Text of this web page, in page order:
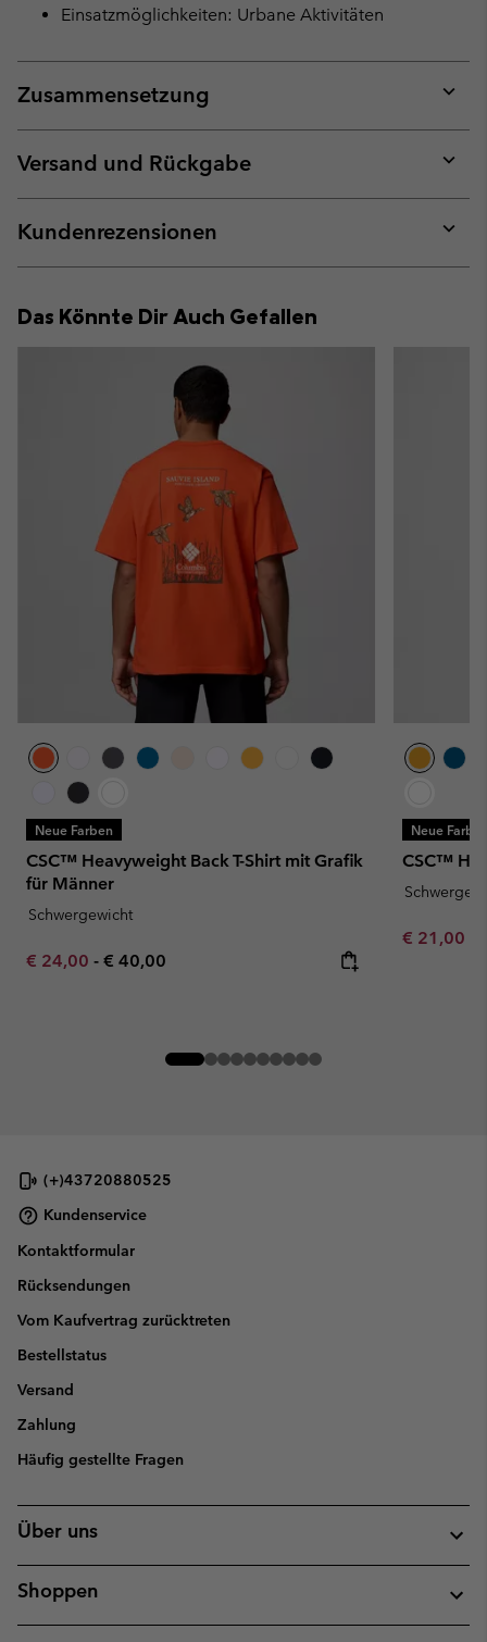
Einsatzmöglichkeiten: Urbane Aktivitäten
Zusammensetzung
or
Versand und Rückgabe
or
Kundenrezensionen
or
Das Könnte Dir Auch Gefallen
Neue Farben
CSC™ Heavyweight Back T-Shirt mit Grafik
für Männer
Schwergewicht
Minimum sale price:
€ 24,00 - Maximum price:
€ 40,00
Neue
CSC™
Minimum
€ 21,00
(+)43720880525
Kundenservice
Kontaktformular
Rücksendungen
Vom Kaufvertrag zurücktreten
Bestellstatus
Versand
Zahlung
Häufig gestellte Fragen
Über uns
Shoppen